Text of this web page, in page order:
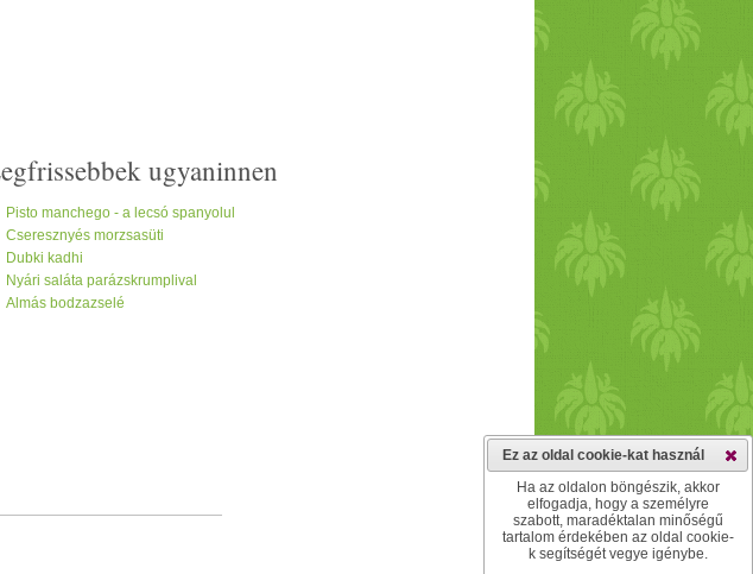
ugyaninnen
Pisto manchego - a lecsó spanyolul
Cseresznyés morzsasüti
Dubki kadhi
Nyári saláta parázskrumplival
Almás bodzazselé
Ez az oldal cookie-kat használ
Ha az oldalon böngészik, akkor
elfogadja, hogy a személyre
szabott, maradéktalan minőségű
tartalom érdekében az oldal cookie-
k segítségét vegye igénybe.